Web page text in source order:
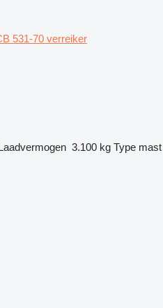
531-70 verreiker
3.100 kg Type mast